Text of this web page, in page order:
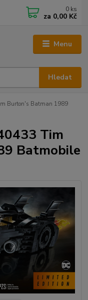
Menu
Hledat
0 ks
za 0,00 Kč
Burton's Batman 1989
Tim
Batmobile